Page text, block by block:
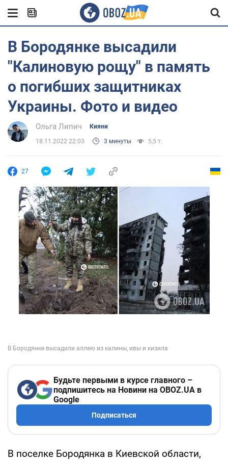
В Бородянке высадили
"Калиновую рощу" в память
о погибших защитниках
Украины. Фото и видео
Ольга Липич Кияни
18.11.2022 22:03 3 минуты 5,5 т.
27
Будьте первыми в курсе главного –
подпишитесь на Новини на OBOZ.UA в
Google
Подписаться
В поселке Бородянка в Киевской области,